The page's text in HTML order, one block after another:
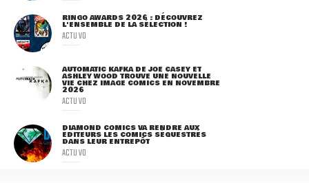
RINGO AWARDS 2026 : DÉCOUVREZ
L'ENSEMBLE DE LA SÉLECTION !
ACTU VO
AUTOMATIC KAFKA DE JOE CASEY ET
ASHLEY WOOD TROUVE UNE NOUVELLE
VIE CHEZ IMAGE COMICS EN NOVEMBRE
2026
ACTU VO
DIAMOND COMICS VA RENDRE AUX
ÉDITEURS LES COMICS SÉQUESTRÉS
DANS LEUR ENTREPÔT
ACTU VO